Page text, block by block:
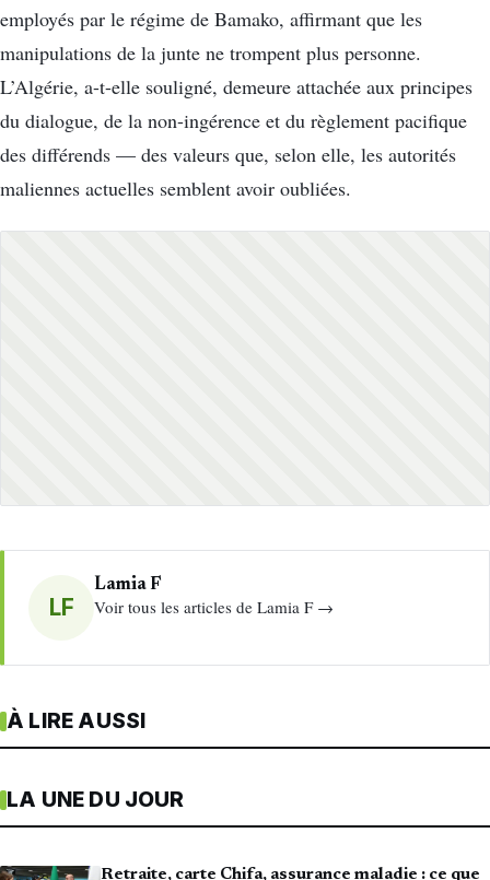
employés par le régime de Bamako, affirmant que les
manipulations de la junte ne trompent plus personne.
L’Algérie, a-t-elle souligné, demeure attachée aux principes
du dialogue, de la non-ingérence et du règlement pacifique
des différends — des valeurs que, selon elle, les autorités
maliennes actuelles semblent avoir oubliées.
LF
Lamia F
Voir tous les articles de Lamia F →
À LIRE AUSSI
LA UNE DU JOUR
Retraite, carte Chifa, assurance maladie : ce que